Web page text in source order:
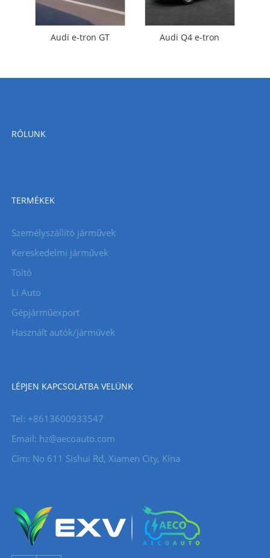
Audi e-tron GT Audi Q4 e-tron
RÓLUNK
TERMÉKEK
Személyszállító járművek
Kereskedelmi járművek
Töltő
Li Auto
Gépjárműexport
Használt autók/járművek
LÉPJEN KAPCSOLATBA VELÜNK
Tel: +8613600933547
Email: hz@aecoauto.com
Cím: No 611 Sishui Rd, Xiamen City, Kína